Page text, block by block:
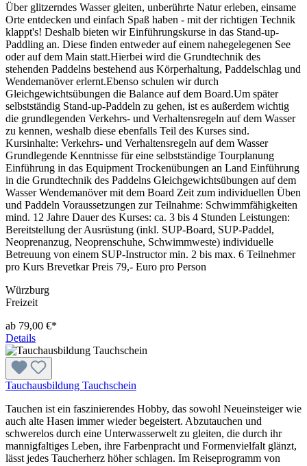
Über glitzerndes Wasser gleiten, unberührte Natur erleben, einsame
Orte entdecken und einfach Spaß haben - mit der richtigen Technik
klappt's! Deshalb bieten wir Einführungskurse in das Stand-up-
Paddling an. Diese finden entweder auf einem nahegelegenen See
oder auf dem Main statt.Hierbei wird die Grundtechnik des
stehenden Paddelns bestehend aus Körperhaltung, Paddelschlag und
Wendemanöver erlernt.Ebenso schulen wir durch
Gleichgewichtsübungen die Balance auf dem Board.Um später
selbstständig Stand-up-Paddeln zu gehen, ist es außerdem wichtig
die grundlegenden Verkehrs- und Verhaltensregeln auf dem Wasser
zu kennen, weshalb diese ebenfalls Teil des Kurses sind.
Kursinhalte: Verkehrs- und Verhaltensregeln auf dem Wasser
Grundlegende Kenntnisse für eine selbstständige Tourplanung
Einführung in das Equipment Trockenübungen an Land Einführung
in die Grundtechnik des Paddelns Gleichgewichtsübungen auf dem
Wasser Wendemanöver mit dem Board Zeit zum individuellen Üben
und Paddeln Voraussetzungen zur Teilnahme: Schwimmfähigkeiten
mind. 12 Jahre Dauer des Kurses: ca. 3 bis 4 Stunden Leistungen:
Bereitstellung der Ausrüstung (inkl. SUP-Board, SUP-Paddel,
Neoprenanzug, Neoprenschuhe, Schwimmweste) individuelle
Betreuung von einem SUP-Instructor min. 2 bis max. 6 Teilnehmer
pro Kurs Brevetkar Preis 79,- Euro pro Person
Würzburg
Freizeit
ab 79,00 €*
Details
Tauchausbildung Tauchschein
Tauchen ist ein faszinierendes Hobby, das sowohl Neueinsteiger wie
auch alte Hasen immer wieder begeistert. Abzutauchen und
schwerelos durch eine Unterwasserwelt zu gleiten, die durch ihr
mannigfaltiges Leben, ihre Farbenpracht und Formenvielfalt glänzt,
lässt jedes Taucherherz höher schlagen. Im Reiseprogramm von